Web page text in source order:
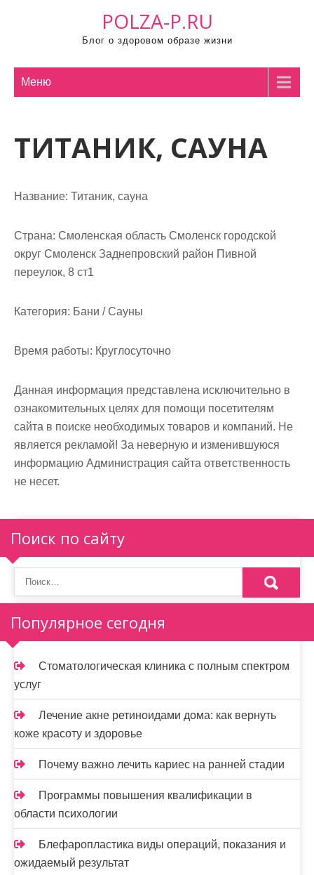
POLZA-P.RU
Блог о здоровом образе жизни
Меню
ТИТАНИК, САУНА
Название: Титаник, сауна
Страна: Смоленская область Смоленск городской
округ Смоленск Заднепровский район Пивной
переулок, 8 ст1
Категория: Бани / Сауны
Время работы: Круглосуточно
Данная информация представлена исключительно в
ознакомительных целях для помощи посетителям
сайта в поиске необходимых товаров и компаний. Не
является рекламой! За неверную и изменившуюся
информацию Администрация сайта ответственность
не несет.
Поиск по сайту
Популярное сегодня
Стоматологическая клиника с полным спектром
услуг
Лечение акне ретиноидами дома: как вернуть
коже красоту и здоровье
Почему важно лечить кариес на ранней стадии
Программы повышения квалификации в
области психологии
Блефаропластика виды операций, показания и
ожидаемый результат